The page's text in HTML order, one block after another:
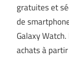
gratuites et
de
Galaxy
achats à